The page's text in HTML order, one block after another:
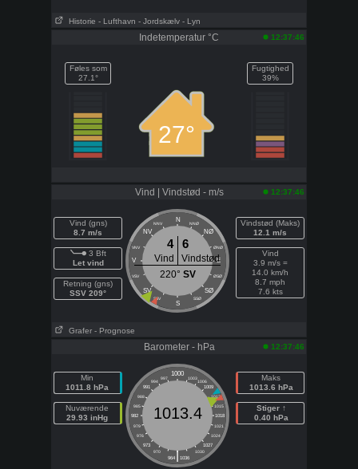
Historie - Lufthavn - Jordskælv - Lyn
Indetemperatur °C 12:37:46
Føles som
27.1°
27°
Fugtighed
39%
Vind | Vindstød - m/s 12:37:46
Vind (gns)
8.7 m/s
3 Bft
Let vind
Retning (gns)
SSV 209°
N
NNV NNØ
NV NØ
VNV ØNØ
V E
VSV ØSØ
SV SØ
SSV SSØ
S
4 6
Vind
Vindstød
220° SV
Vindstød (Maks)
12.1 m/s
Vind
3.9 m/s =
14.0 km/h
8.7 mph
7.6 kts
Grafer - Prognose
Barometer - hPa 12:37:46
Min
1011.8 hPa
Nuværende
29.93 inHg
1000
997 1003
994
1006
991
1009
988
1012
985
1015
982
1018
979
1021
976
1024
973
1027
970
1030
|
964 1036
1013.4
Maks
1013.6 hPa
Stiger ↑
0.40 hPa